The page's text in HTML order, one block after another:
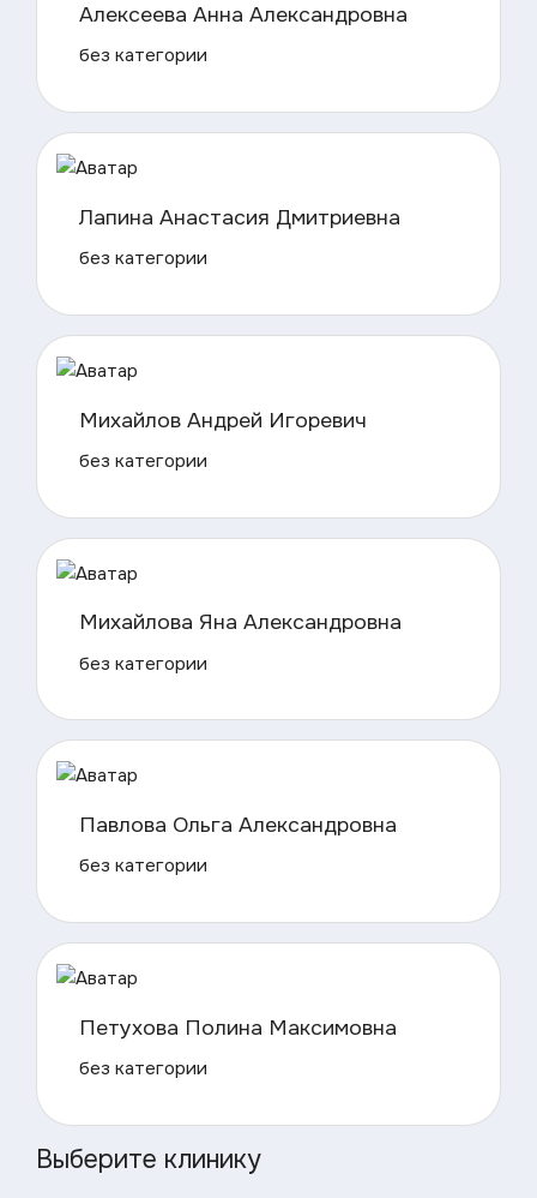
Алексеева Анна Александровна
без категории
Лапина Анастасия Дмитриевна
без категории
Михайлов Андрей Игоревич
без категории
Михайлова Яна Александровна
без категории
Павлова Ольга Александровна
без категории
Петухова Полина Максимовна
без категории
Выберите клинику